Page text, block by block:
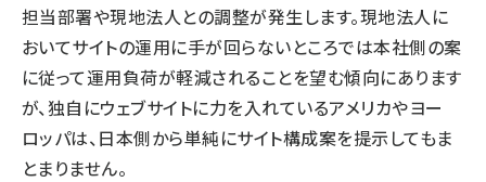
担当部署や現地法人との調整が発生します。現地法人に
おいてサイトの運用に手が回らないところでは本社側の案
に従って運用負荷が軽減されることを望む傾向にあります
が、独自にウェブサイトに力を入れているアメリカやヨー
ロッパは、日本側から単純にサイト構成案を提示してもま
とまりません。